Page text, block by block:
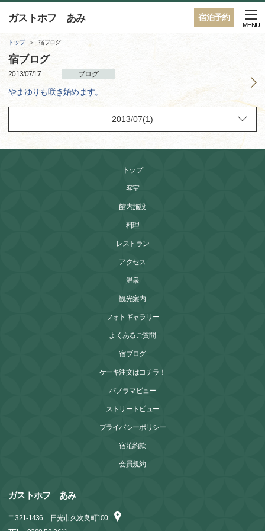
宿泊予約
ガストホフ あみ
MENU
トップ 宿ブログ
宿ブログ
2013/07/17 ブログ
やまゆりも咲き始めます。
トップ
客室
館内施設
料理
レストラン
アクセス
温泉
観光案内
フォトギャラリー
よくあるご質問
宿ブログ
ケーキ注文はコチラ！
パノラマビュー
ストリートビュー
プライバシーポリシー
宿泊約款
会員規約
ガストホフ あみ
〒321-1436
日光市久次良町100